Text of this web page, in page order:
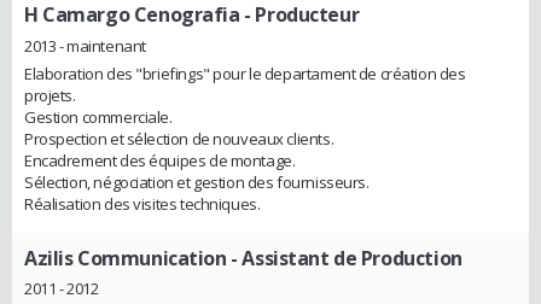
H Camargo Cenografia - Producteur
2013 - maintenant
Elaboration des "briefings" pour le departament de création des
projets.
Gestion commerciale.
Prospection et sélection de nouveaux clients.
Encadrement des équipes de montage.
Sélection, négociation et gestion des fournisseurs.
Réalisation des visites techniques.
Azilis Communication - Assistant de Production
2011 - 2012